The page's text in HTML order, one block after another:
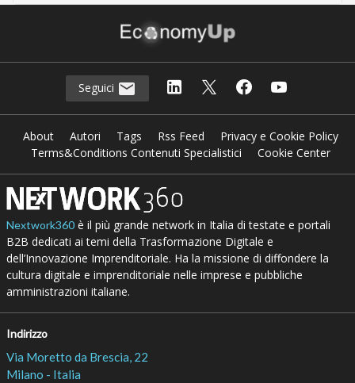
Seguici
About Autori Tags Rss Feed
Privacy e Cookie Policy
Terms&Conditions Contenuti Specialistici
Cookie Center
Nextwork360è il più grande network in Italia di testate e portali
B2B dedicati ai temi della Trasformazione Digitale e
dell’Innovazione Imprenditoriale. Ha la missione di diffondere la
cultura digitale e imprenditoriale nelle imprese e pubbliche
amministrazioni italiane.
Indirizzo
Via Moretto da Brescia, 22
Milano - Italia